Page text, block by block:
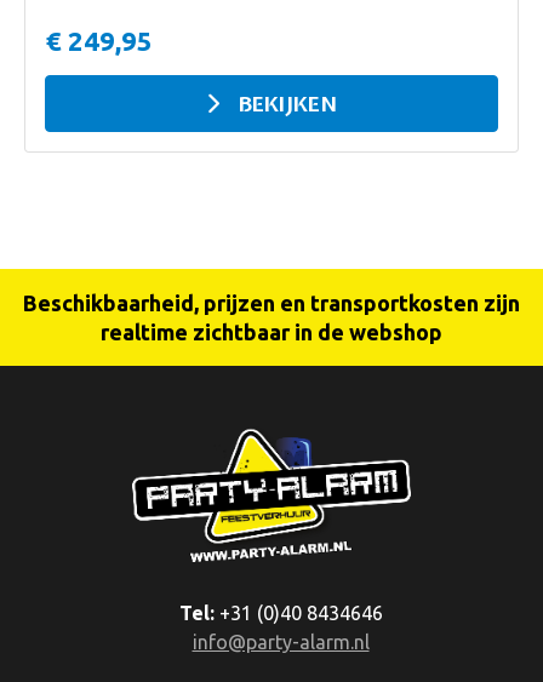
€ 249,95
BEKIJKEN
Beschikbaarheid, prijzen en transportkosten zijn
realtime zichtbaar in de webshop
Tel:+31 (0)40 8434646
info@party-alarm.nl